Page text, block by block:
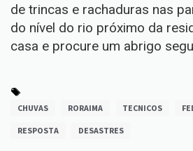
de trincas e rachaduras nas
do nível do rio próximo da
casa e procure um abrigo
CHUVAS RORAIMA TECNICOS
RESPOSTA DESASTRES